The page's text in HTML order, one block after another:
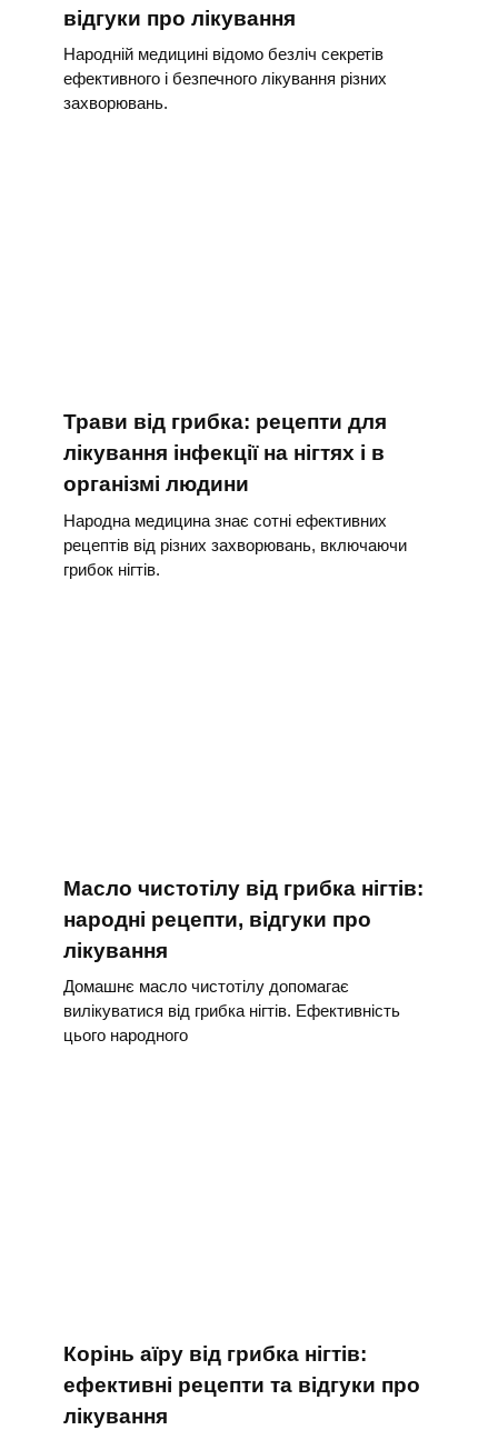
відгуки про лікування
Народній медицині відомо безліч секретів
ефективного і безпечного лікування різних
захворювань.
Трави від грибка: рецепти для
лікування інфекції на нігтях і в
організмі людини
Народна медицина знає сотні ефективних
рецептів від різних захворювань, включаючи
грибок нігтів.
Масло чистотілу від грибка нігтів:
народні рецепти, відгуки про
лікування
Домашнє масло чистотілу допомагає
вилікуватися від грибка нігтів. Ефективність
цього народного
Корінь аїру від грибка нігтів:
ефективні рецепти та відгуки про
лікування